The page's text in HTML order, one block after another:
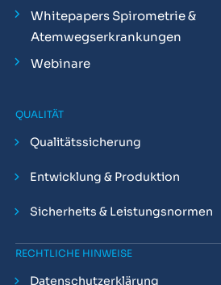
Whitepapers Spirometrie &
Atemwegserkrankungen
Webinare
QUALITÄT
Qualitätssicherung
Entwicklung & Produktion
Sicherheits & Leistungsnormen
RECHTLICHE HINWEISE
Datenschutzerklärung